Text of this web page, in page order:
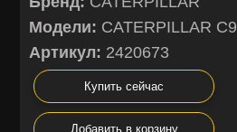
Модели: CATERPILLAR C9
Артикул: 2420673
Купить сейчас
Добавить в корзину